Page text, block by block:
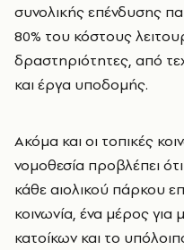
συνολικής επένδυσης
80% του κόστους
δραστηριότητες, από
και έργα υποδομής.
Ακόμα και οι τοπικές
νομοθεσία προβλέπει
κάθε αιολικού πάρκου
κοινωνία, ένα μέρος
κατοίκων και το